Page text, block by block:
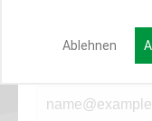
Verpasse nie wieder
Ablehnen